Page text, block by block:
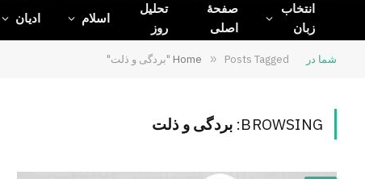
انتخاب
زبان
صفحۀ
اصلی
تحلیل
روز
اسلام ادیان
شما در Home » Posts Tagged "بردگی و ذلت"
BROWSING: بردگی و ذلت